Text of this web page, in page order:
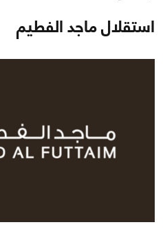
استقلال ماجد الفطيم